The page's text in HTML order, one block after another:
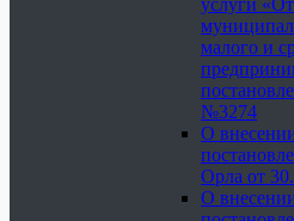
услуги
малого и
№3274
О
Орла от
О